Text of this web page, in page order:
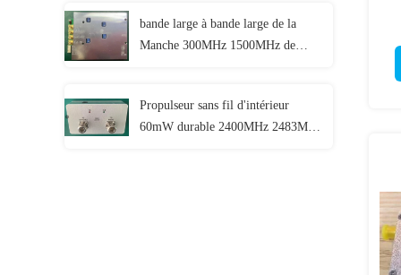
bande large à bande large de la
Manche 300MHz 1500MHz de
Propulseur sans fil d'intérieur
60mW durable 2400MHz 2483MHz